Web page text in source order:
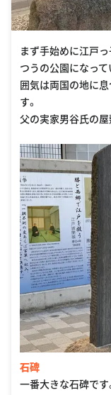
まず手始めに江戸
つうの公園になっ
囲気は両国の地に
す。
父の実家男谷氏の屋
石碑
一番大きな石碑です